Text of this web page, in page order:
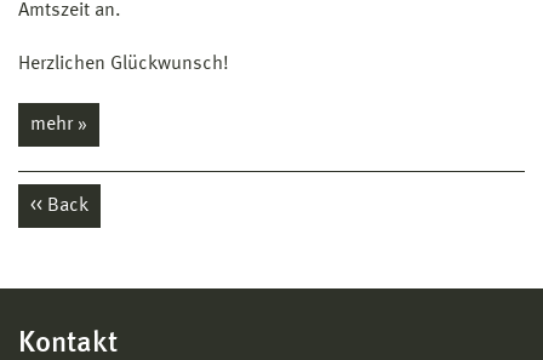
Amtszeit an.
Herzlichen Glückwunsch!
mehr »
Back
Kontakt